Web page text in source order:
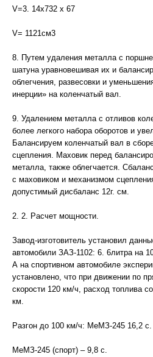
V=3. 14x732 x 67
V= 1121см3
8. Путем удаления металла с
шатуна уравновешивая их и
облегчения, развесовки и
инерции» на коленчатый вал.
9. Удалением металла с отливов
более легкого набора оборотов и
Балансируем коленчатый вал в
сцепления. Маховик перед
металла, также облегчается.
с маховиком и механизмом
допустимый дисбаланс 12г. см.
2. 2. Расчет мощности.
Завод-изготовитель установил
автомобили ЗАЗ-1102: 6. 6литра на
А на спортивном автомобиле
установлено, что при движении по
скорости 120 км/ч, расход топлива
км.
Разгон до 100 км/ч: МеМЗ-245 16,2 с.
МеМЗ-245 (спорт) – 9,8 с.